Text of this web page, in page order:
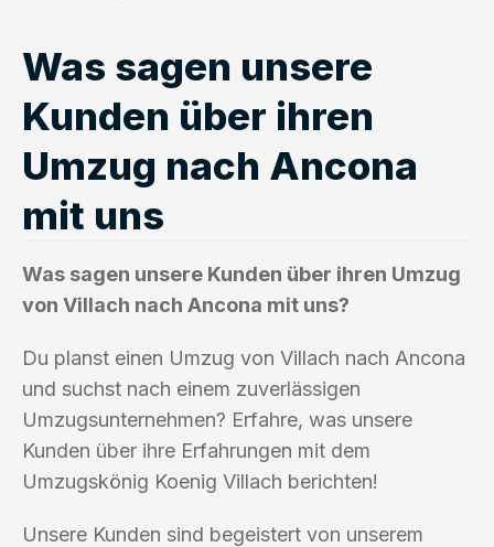
Was sagen unsere
Kunden über ihren
Umzug nach Ancona
mit uns
Was sagen unsere Kunden über ihren Umzug
von Villach nach Ancona mit uns?
Du planst einen Umzug von Villach nach Ancona
und suchst nach einem zuverlässigen
Umzugsunternehmen? Erfahre, was unsere
Kunden über ihre Erfahrungen mit dem
Umzugskönig Koenig Villach berichten!
Unsere Kunden sind begeistert von unserem